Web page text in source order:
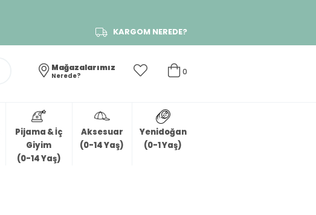
KARGOM NEREDE?
0
Mağazalarımız
Nerede?
Pijama & İç
Giyim
(0-14 Yaş)
Aksesuar
(0-14 Yaş)
Yenidoğan
(0-1 Yaş)